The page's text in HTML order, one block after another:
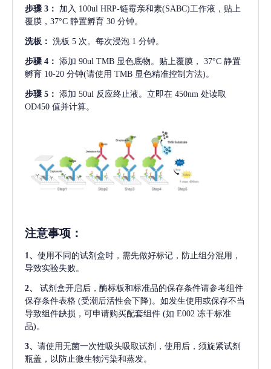
步骤 3： 加入 100ul HRP-链霉亲和素(SABC)工作液，贴上
覆膜，37°C 静置孵育 30 分钟。
洗板： 洗板 5 次。每次浸泡 1 分钟。
步骤 4： 添加 90ul TMB 显色底物。贴上覆膜， 37°C 静置
孵育 10-20 分钟(请使用 TMB 显色精准控制方法)。
步骤 5： 添加 50ul 反应终止液。立即在 450nm 处读取
OD450 值并计算。
注意事项 ：
1、 使用不同的试剂盒时，需先做好标记，防止组分混用，
导致实验失败。
2、
试剂盒开启后，酶标板和标准品的保存条件请参考组件
保存条件表格 (受潮后活性会下降)。如发生使用或保存不当
导致组件缺损，可申请购买配套组件 (如 E002 冻干标准
品)。
3、 请使用无菌一次性吸头吸取试剂，使用后，须旋紧试剂
瓶盖，以防止微生物污染和蒸发。